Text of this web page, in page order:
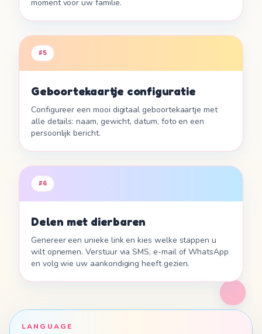
LANGUAGE
moment voor uw familie.
#5
Geboortekaartje configuratie
Configureer een mooi digitaal geboortekaartje met
alle details: naam, gewicht, datum, foto en een
persoonlijk bericht.
#6
Delen met dierbaren
Genereer een unieke link en kies welke stappen u
wilt opnemen. Verstuur via SMS, e-mail of WhatsApp
en volg wie uw aankondiging heeft gezien.